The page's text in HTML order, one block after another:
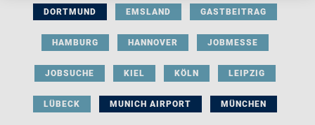
DORTMUND EMSLAND GASTBEITRAG
HAMBURG HANNOVER JOBMESSE
JOBSUCHE KIEL KÖLN LEIPZIG
LÜBECK MUNICH AIRPORT MÜNCHEN